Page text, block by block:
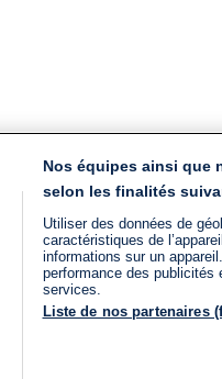
Nos équipes ainsi que
selon les finalités
Utiliser des données de
caractéristiques de
informations sur un
performance des publicités
services.
Liste de nos partenaires